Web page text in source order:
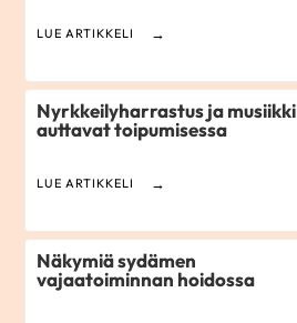
LUE ARTIKKELI
Nyrkkeilyharrastus ja musiikki
auttavat toipumisessa
LUE ARTIKKELI
Näkymiä sydämen
vajaatoiminnan hoidossa